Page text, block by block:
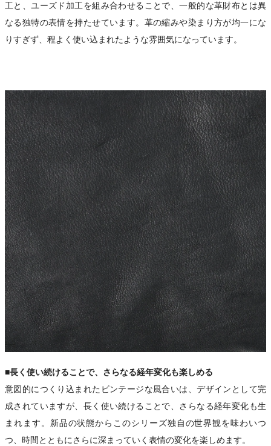
工と、ユーズド加工を組み合わせることで、一般的な革財布とは異
なる独特の表情を持たせています。革の縮みや染まり方が均一にな
りすぎず、程よく使い込まれたような雰囲気になっています。
■長く使い続けることで、さらなる経年変化も楽しめる
意図的につくり込まれたビンテージな風合いは、デザインとして完
成されていますが、長く使い続けることで、さらなる経年変化も生
まれます。新品の状態からこのシリーズ独自の世界観を味わいつ
つ、時間とともにさらに深まっていく表情の変化を楽しめます。